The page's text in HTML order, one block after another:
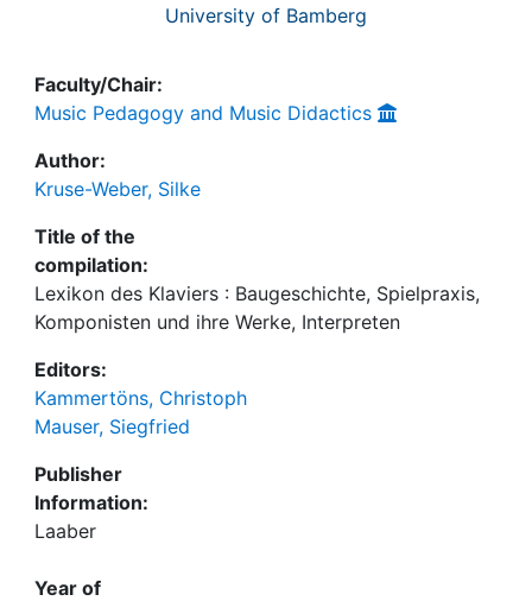
University of Bamberg
Faculty/Chair:
Music Pedagogy and Music Didactics
Author:
Kruse-Weber, Silke
Title of the
compilation:
Lexikon des Klaviers : Baugeschichte, Spielpraxis,
Komponisten und ihre Werke, Interpreten
Editors:
Kammertöns, Christoph
Mauser, Siegfried
Publisher
Information:
Laaber
Year of